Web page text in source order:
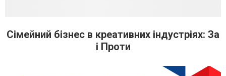
Сімейний бізнес в креативних індустріях: За
і Проти